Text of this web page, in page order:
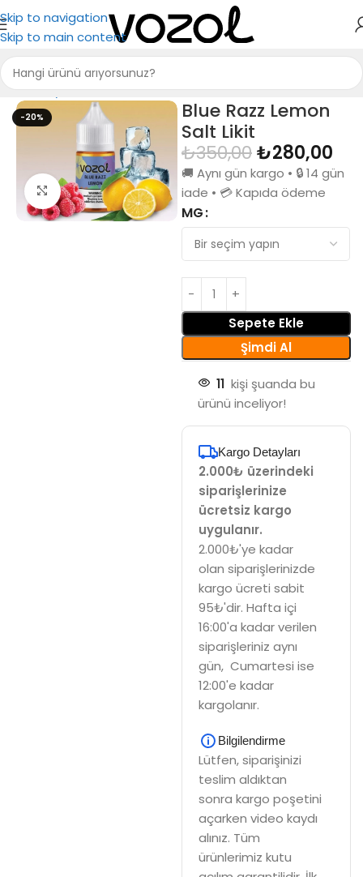
Skip to navigation
Skip to main content
Ana Sayfa Vozol Likit
-20%
Büyütmek için tıkla
Blue Razz Lemon
Salt Likit
₺350,00₺280,00
🚚 Aynı gün kargo • 🔒 14 gün
iade • 💳 Kapıda ödeme
MG
Sepete Ekle
Şimdi Al
11 kişi şuanda bu
ürünü inceliyor!
Kargo Detayları
2.000₺ üzerindeki
siparişlerinize
ücretsiz kargo
uygulanır.
2.000₺'ye kadar
olan siparişlerinizde
kargo ücreti sabit
95₺'dir. Hafta içi
16:00'a kadar verilen
siparişleriniz aynı
gün, Cumartesi ise
12:00'e kadar
kargolanır.
Bilgilendirme
Lütfen, siparişinizi
teslim aldıktan
sonra kargo poşetini
açarken video kaydı
alınız. Tüm
ürünlerimiz kutu